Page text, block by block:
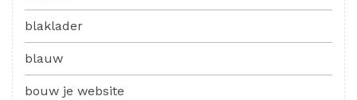
blaklader
blauw
bouw je website